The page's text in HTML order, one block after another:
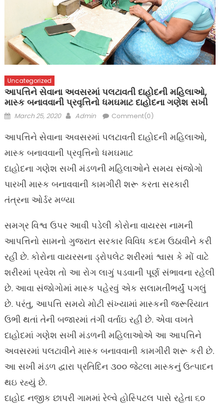
Uncategorized
આપત્તિને સેવાના અવસરમાં પલટાવતી દાહોદની મહિલાઓ,
માસ્ક બનાવવાની પ્રવૃત્તિનો ધમઘમાટ દાહોદના ગણેશ સખી
Posted
March 25, 2020 Author
Admin Comment(0)
આપત્તિને સેવાના અવસરમાં પલટાવતી દાહોદની મહિલાઓ,
માસ્ક બનાવવાની પ્રવૃત્તિનો ધમઘમાટ
દાહોદના ગણેશ સખી મંડળની મહિલાઓને સમય સંજોગો
પારખી માસ્ક બનાવવાની કામગીરી શરૂ કરતા સરકારી
તંત્રના ઓર્ડર મળ્યા
સમગ્ર વિશ્વ ઉપર આવી પડેલી કોરોના વાયરસ નામની
આપત્તિનો સામનો ગુજરાત સરકાર વિવિધ કદમ ઉઠાવીને કરી
રહી છે. કોરોના વાયરસના ડ્રોપલેટ શરીરમાં શ્વાસ કે મોં વાટે
શરીરમાં પ્રવેશ તો આ રોગ લાગું પડવાની પૂર્ણ સંભાવના રહેલી
છે. આવા સંજોગોમાં માસ્ક પહેરવું એક સલામતીભર્યું પગલું
છે. પરંતુ, આપત્તિ સમયે મોટી સંખ્યામાં માસ્કની જરૂરિયાત
ઉભી થતાં તેની બજારમાં તંગી વર્તાઇ રહી છે. એવા વખતે
દાહોદમાં ગણેશ સખી મંડળની મહિલાઓએ આ આપત્તિને
અવસરમાં પલટાવીને માસ્ક બનાવવાની કામગીરી શરૂ કરી છે.
આ સખી મંડળ દ્વારા પ્રતિદિન ૩૦૦ જેટલા માસ્કનું ઉત્પાદન
થઇ રહ્યું છે.
દાહોદ નજીક છાપરી ગામમાં રેલ્વે હોસ્પિટલ પાસે રહેતા ૬૦